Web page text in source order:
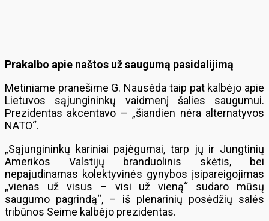
Prakalbo apie naštos už saugumą pasidalijimą
Metiniame pranešime G. Nausėda taip pat kalbėjo apie
Lietuvos sąjungininkų vaidmenį šalies saugumui.
Prezidentas akcentavo – „šiandien nėra alternatyvos
NATO“.
„Sąjungininkų kariniai pajėgumai, tarp jų ir Jungtinių
Amerikos Valstijų branduolinis skėtis, bei
nepajudinamas kolektyvinės gynybos įsipareigojimas
„vienas už visus – visi už vieną“ sudaro mūsų
saugumo pagrindą“, – iš plenarinių posėdžių salės
tribūnos Seime kalbėjo prezidentas.